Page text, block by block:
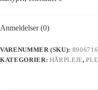
Anmeldelser (0)
VARENUMMER (SKU):
KATEGORIER: HÅRPLEJE,